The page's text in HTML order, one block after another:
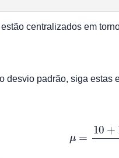
centralizados em
desvio padrão, siga estas
=10 +